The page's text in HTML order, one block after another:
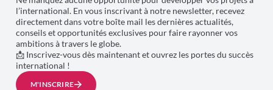
l’international. En vous inscrivant à notre newsletter, recevez
directement dans votre boîte mail les dernières actualités,
conseils et opportunités exclusives pour faire rayonner vos
ambitions à travers le globe.
📩 Inscrivez-vous dès maintenant et ouvrez les portes du succès
international !
M'INSCRIRE